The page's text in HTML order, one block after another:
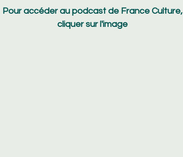
Pour accéder au podcast de France Culture,
cliquer sur l'image